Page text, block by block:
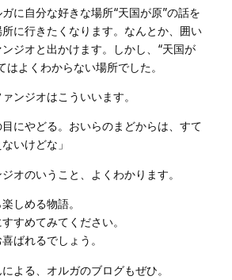
に自分な好きな場所“天国が原”の話を
に行きたくなります。なんとか、囲い
ジオと出かけます。しかし、“天国が
はよくわからない場所でした。
ンジオはこういいます。
目にやどる。おいらのまどからは、すて
いけどな」
オのいうこと、よくわかります。
しめる物語。
すめてみてください。
ばれるでしょう。
よる、オルガのブログもぜひ。